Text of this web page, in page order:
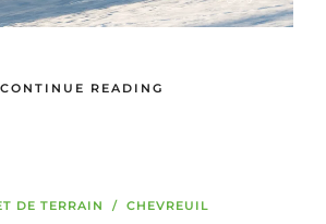
CONTINUE READING
DE TERRAIN / CHEVREUIL